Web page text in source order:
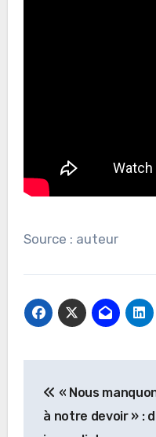
Source : auteur
de
« Nous
à notre devoir » :